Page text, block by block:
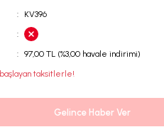
KV396
97,00 TL (%3,00 havale indirimi)
taksitlerle!
Gelince Haber Ver